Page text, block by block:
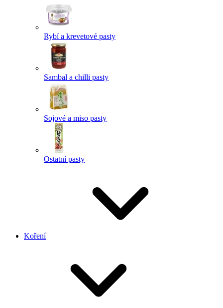
Rybí a krevetové pasty
Sambal a chilli pasty
Sojové a miso pasty
Ostatní pasty
Koření